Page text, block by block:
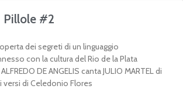
Pillole #2
dei segreti di un linguaggio
con la cultura del Rio de la Plata
DE ANGELIS canta JULIO MARTEL di
versi di Celedonio Flores